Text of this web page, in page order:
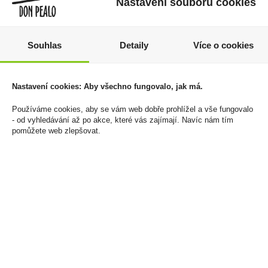
Papírky Rollfourtwenty
SET KSS Blue+Filtry
699 Kč649 Kč
Cena za:balení (20 ks)
Dutinky P&S Black
100ks
43 Kč
Nastavení souborů cookies
Souhlas Detaily Více o cookies
Nastavení cookies: Aby všechno fungovalo, jak má.
Používáme cookies, aby se vám web dobře prohlížel a vše fungovalo
- od vyhledávání až po akce, které vás zajímají. Navíc nám tím
pomůžete web zlepšovat.